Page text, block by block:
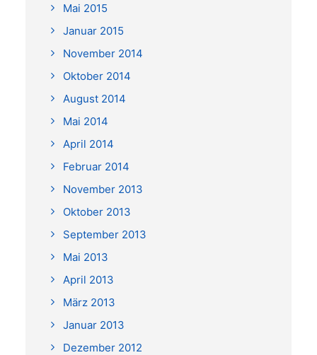
Mai 2015
Januar 2015
November 2014
Oktober 2014
August 2014
Mai 2014
April 2014
Februar 2014
November 2013
Oktober 2013
September 2013
Mai 2013
April 2013
März 2013
Januar 2013
Dezember 2012